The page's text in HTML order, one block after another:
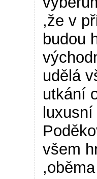
,že v
budou
udělá
utkání
všem